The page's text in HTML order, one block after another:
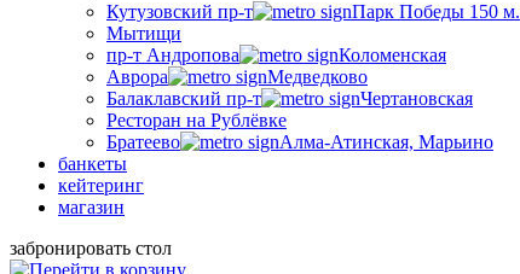
Кутузовский пр-т
Парк Победы 150 м.
Мытищи
пр-т Андропова
Коломенская
Аврора
Медведково
Балаклавский пр-т
Чертановская
Ресторан на Рублёвке
Братеево
Алма-Атинская, Марьино
банкеты
кейтеринг
магазин
забронировать стол